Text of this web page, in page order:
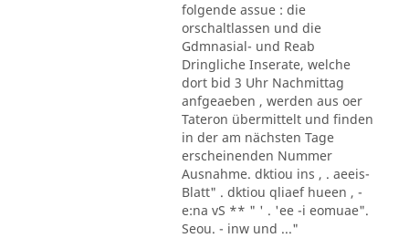
folgende assue : die
orschaltlassen und die
Gdmnasial- und Reab
Dringliche Inserate, welche
dort bid 3 Uhr Nachmittag
anfgeaeben , werden aus oer
Tateron übermittelt und finden
in der am nächsten Tage
erscheinenden Nummer
Ausnahme. dktiou ins , . aeeis-
Blatt" . dktiou qliaef hueen , -
e:na vS ** " ' . 'ee -i eomuae".
Seou. - inw und ..."